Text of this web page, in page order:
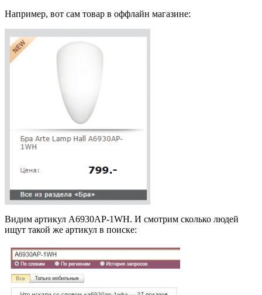
Например, вот сам товар в оффлайн магазине:
Видим артикул A6930AP-1WH. И смотрим сколько людей
ищут такой же артикул в поиске: